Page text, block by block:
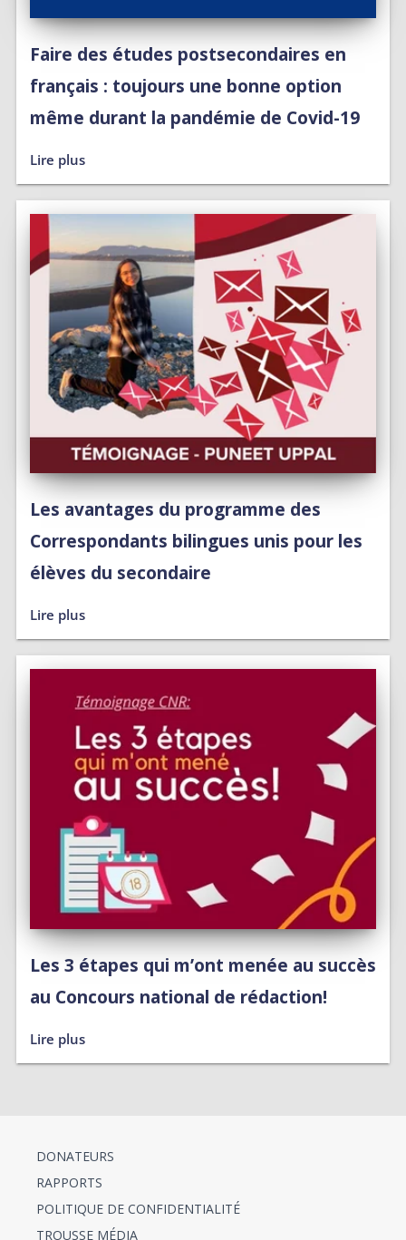
Faire des études postsecondaires en
français : toujours une bonne option
même durant la pandémie de Covid-19
Lire plus
Les avantages du programme des
Correspondants bilingues unis pour les
élèves du secondaire
Lire plus
Les 3 étapes qui m’ont menée au succès
au Concours national de rédaction!
Lire plus
DONATEURS
RAPPORTS
POLITIQUE DE CONFIDENTIALITÉ
TROUSSE MÉDIA